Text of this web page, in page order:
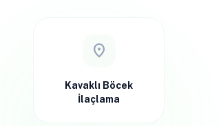
location_on
Kavaklı Böcek
İlaçlama